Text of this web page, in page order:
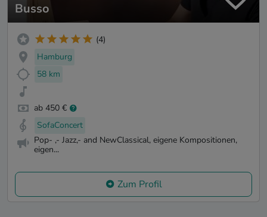
Busso
(4)
Hamburg
58 km
ab 450 €
SofaConcert
Pop- ,- Jazz,- and NewClassical, eigene Kompositionen,
eigen...
Zum Profil